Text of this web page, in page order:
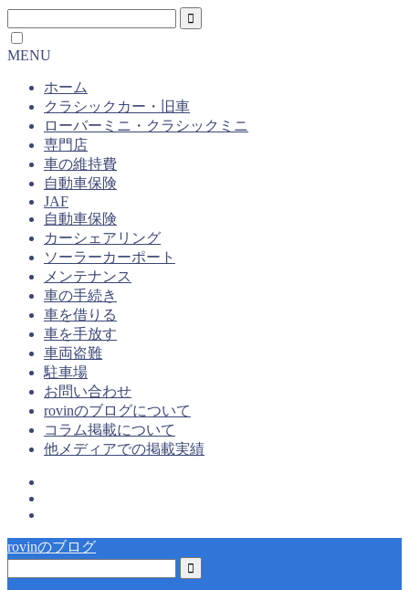
MENU
ホーム
クラシックカー・旧車
ローバーミニ・クラシックミニ
専門店
車の維持費
自動車保険
JAF
自動車保険
カーシェアリング
ソーラーカーポート
メンテナンス
車の手続き
車を借りる
車を手放す
車両盗難
駐車場
お問い合わせ
rovinのブログについて
コラム掲載について
他メディアでの掲載実績
rovinのブログ